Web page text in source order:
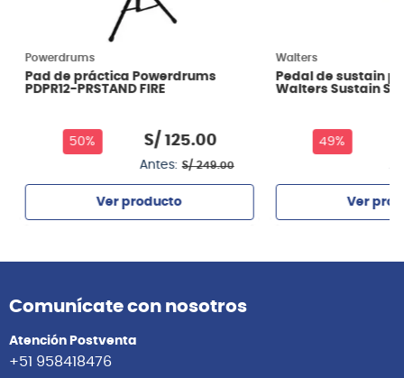
Powerdrums
Pad de práctica Powerdrums
PDPR12-PRSTAND FIRE
50% S/ 125.00
Antes: S/ 249.00
Ver producto
Walters
Pedal de sustain
Walters Sustain SV
49%
Ver
Comunícate con nosotros
Atención Postventa
+51 958418476